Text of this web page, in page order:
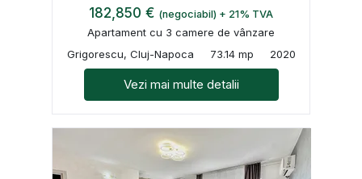
182,850 € (negociabil) + 21% TVA
Apartament cu 3 camere de vânzare
Grigorescu, Cluj-Napoca
73.14 mp 2020
Vezi mai multe detalii